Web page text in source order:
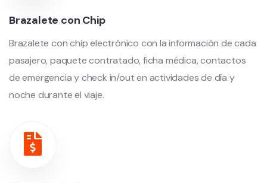
Brazalete con Chip
Brazalete con chip electrónico con la información de cada
pasajero, paquete contratado, ficha médica, contactos
de emergencia y check in/out en actividades de día y
noche durante el viaje.